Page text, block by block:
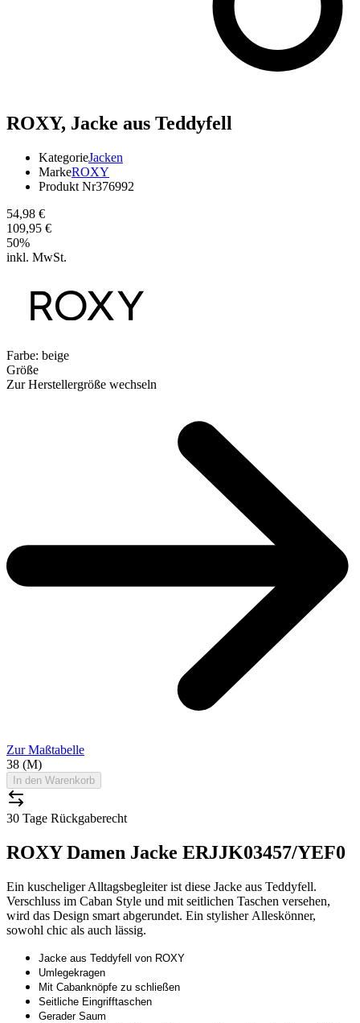
ROXY, Jacke aus Teddyfell
KategorieJacken
MarkeROXY
Produkt Nr376992
54,98 €
109,95 €
50%
inkl. MwSt.
Farbe: beige
Größe
Zur Herstellergröße wechseln
Zur Maßtabelle
38 (M)
In den Warenkorb
30 Tage Rückgaberecht
ROXY Damen Jacke ERJJK03457/YEF0
Ein kuscheliger Alltagsbegleiter ist diese Jacke aus Teddyfell.
Verschluss im Caban Style und mit seitlichen Taschen versehen,
wird das Design smart abgerundet. Ein stylisher Alleskönner,
sowohl chic als auch lässig.
Jacke aus Teddyfell von ROXY
Umlegekragen
Mit Cabanknöpfe zu schließen
Seitliche Eingrifftaschen
Gerader Saum